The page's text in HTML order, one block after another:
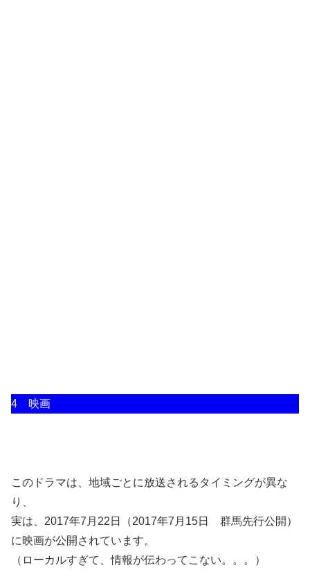
4 映画
このドラマは、地域ごとに放送されるタイミングが異な
り、
実は、2017年7月22日（2017年7月15日 群馬先行公開）
に映画が公開されています。
（ローカルすぎて、情報が伝わってこない。。。）